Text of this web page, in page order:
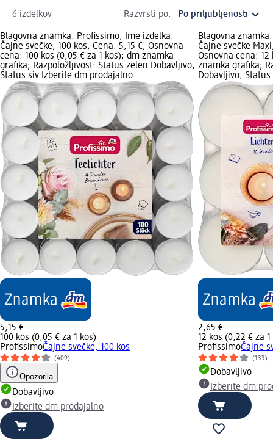
6 izdelkov Razvrsti po:
Blagovna znamka: Profissimo; Ime izdelka:
Čajne svečke, 100 kos; Cena: 5,15 €; Osnovna
cena: 100 kos (0,05 € za 1 kos); dm znamka
grafika; Razpoložljivost: Status zelen Dobavljivo,
Status siv Izberite dm prodajalno
5,15 €
100 kos (0,05 € za 1 kos)
ProfissimoČajne svečke, 100 kos
(409)
Opozorila
Dobavljivo
Izberite dm prodajalno
Blagovna
Čajne svečke
Osnovna cena: 12
znamka grafika;
Dobavljivo,
2,65 €
12 kos (0,22 € za 1
ProfissimoČajne
(133)
Dobavljivo
Izberite dm